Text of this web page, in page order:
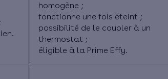
homogène ;
fonctionne une fois éteint ;
possibilité de le coupler à un
thermostat ;
éligible à la Prime Effy.